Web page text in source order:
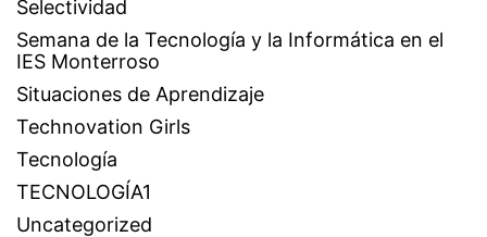
Selectividad
Semana de la Tecnología y la Informática en el
IES Monterroso
Situaciones de Aprendizaje
Technovation Girls
Tecnología
TECNOLOGÍA1
Uncategorized